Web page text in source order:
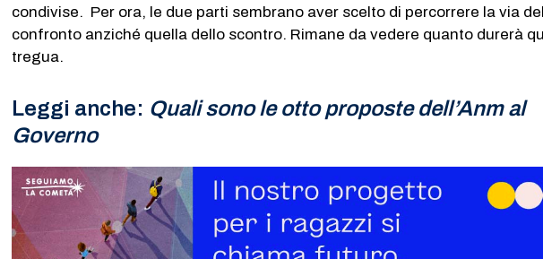
condivise. Per ora, le due parti sembrano aver scelto di percorrere la via del
confronto anziché quella dello scontro. Rimane da vedere quanto durerà
tregua.
Leggi anche: Quali sono le otto proposte dell’Anm al
Governo